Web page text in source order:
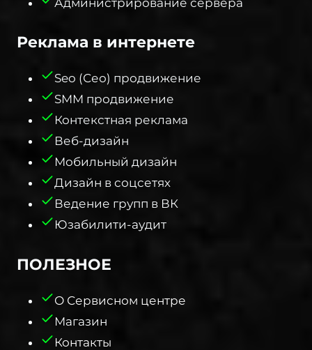
Реклама в интернете
Seo (Сео) продвижение
SMM продвижение
Контекстная реклама
Веб-дизайн
Мобильный дизайн
Дизайн в соцсетях
Ведение групп в ВК
Юзабилити-аудит
ПОЛЕЗНОЕ​
О Сервисном центре
Магазин
Контакты